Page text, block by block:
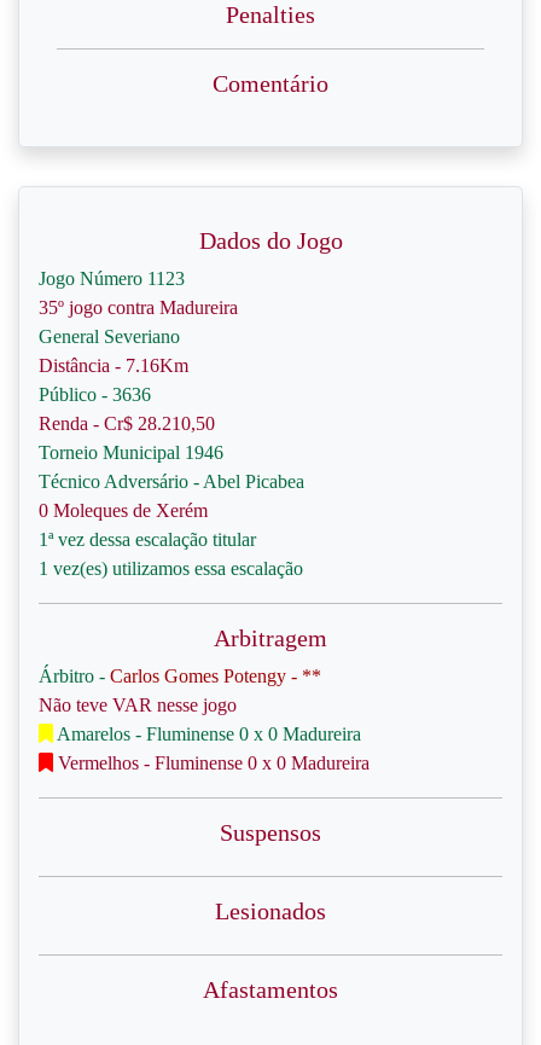
Penalties
Comentário
Dados do Jogo
Jogo Número 1123
35º jogo contra Madureira
General Severiano
Distância - 7.16Km
Público - 3636
Renda - Cr$ 28.210,50
Torneio Municipal 1946
Técnico Adversário - Abel Picabea
0 Moleques de Xerém
1ª vez dessa escalação titular
1 vez(es) utilizamos essa escalação
Arbitragem
Árbitro - Carlos Gomes Potengy - **
Não teve VAR nesse jogo
Amarelos - Fluminense 0 x 0 Madureira
Vermelhos - Fluminense 0 x 0 Madureira
Suspensos
Lesionados
Afastamentos